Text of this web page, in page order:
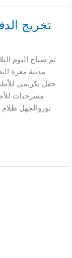
تخريج
تم صباح اليوم
مدينة معرة
حفل تكريمي
مسرحيات
نوروالجهل ظلام